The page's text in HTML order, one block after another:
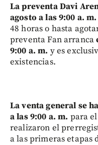
La preventa Davi
agosto a las 9:00 a. m.
48 horas o hasta
preventa Fan arranca
9:00 a. m. y es
existencias.
La venta general se
a las 9:00 a. m. para
realizaron el
a las primeras etapas